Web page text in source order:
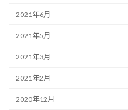
2021年6月
2021年5月
2021年3月
2021年2月
2020年12月